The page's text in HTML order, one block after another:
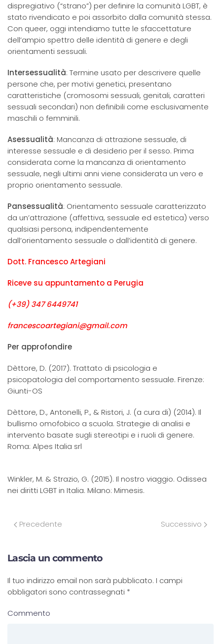
dispregiativo (“strano”) per definire la comunità LGBT, è
stato rivendicato e poi assorbito dalla comunità stessa.
Con queer, oggi intendiamo tutte le sfaccettature
dell’ampio spettro delle identità di genere e degli
orientamenti sessuali.
Intersessualità: Termine usato per descrivere quelle
persone che, per motivi genetici, presentano
caratteristiche (cromosomi sessuali, genitali, caratteri
sessuali secondari) non definibili come esclusivamente
maschili o femminili.
Asessualità: Mancanza di attrazione sessuale, di
interesse sessuale e di desiderio per il sesso. Prima
considerata come la mancanza di orientamento
sessuale, negli ultimi anni viene considerata un vero e
proprio orientamento sessuale.
Pansessualità: Orientamento sessuale caratterizzato
da un’attrazione (affettiva, sessuale ed estetica) verso
qualsiasi persona, indipendentemente
dall’orientamento sessuale o dall’identità di genere.
Dott. Francesco Artegiani
Riceve su appuntamento a Perugia
(+39) 347 6449741
francescoartegiani@gmail.com
Per approfondire
Dèttore, D. (2017). Trattato di psicologia e
psicopatologia del comportamento sessuale. Firenze:
Giunti-OS
Dèttore, D., Antonelli, P., & Ristori, J. (a cura di) (2014). Il
bullismo omofobico a scuola. Strategie di analisi e
intervento basate sugli stereotipi e i ruoli di genere.
Roma: Alpes Italia srl
Winkler, M. & Strazio, G. (2015). Il nostro viaggio. Odissea
nei diritti LGBT in Italia. Milano: Mimesis.
Precedente Successivo
Lascia un commento
Il tuo indirizzo email non sarà pubblicato. I campi
obbligatori sono contrassegnati *
Commento